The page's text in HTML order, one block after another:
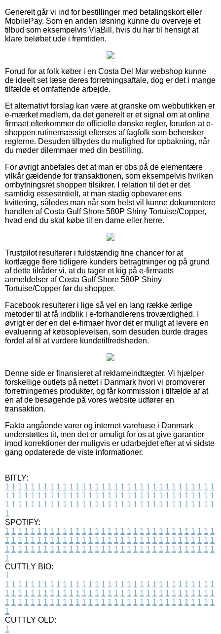
Generelt går vi ind for bestillinger med betalingskort eller
MobilePay. Som en anden løsning kunne du overveje et
tilbud som eksempelvis ViaBill, hvis du har til hensigt at
klare beløbet ude i fremtiden.
Forud for at folk køber i en Costa Del Mar webshop kunne
de ideelt set læse deres forretningsaftale, dog er det i mange
tilfælde et omfattende arbejde.
Et alternativt forslag kan være at granske om webbutikken er
e-mærket medlem, da det generelt er et signal om at online
firmaet efterkommer de officielle danske regler, foruden at e-
shoppen rutinemæssigt efterses af fagfolk som behersker
reglerne. Desuden tilbydes du mulighed for opbakning, når
du møder dilemmaer med din bestilling.
For øvrigt anbefales det at man er obs på de elementære
vilkår gældende for transaktionen, som eksempelvis hvilken
ombytningsret shoppen tilsikrer. I relation til det er det
samtidig essesentielt, at man stadig opbevarer ens
kvittering, således man når som helst vil kunne dokumentere
handlen af Costa Gulf Shore 580P Shiny Tortuise/Copper,
hvad end du skal købe til en dame eller herre.
Trustpilot resulterer i fuldstændig fine chancer for at
kortlægge flere tidligere kunders betragtninger og på grund
af dette tilråder vi, at du tager et kig på e-firmaets
anmeldelser af Costa Gulf Shore 580P Shiny
Tortuise/Copper før du shopper.
Facebook resulterer i lige så vel en lang række ærlige
metoder til at få indblik i e-forhandlerens troværdighed. I
øvrigt er der en del e-firmaer hvor det er muligt at levere en
evaluering af købsoplevelsen, som desuden burde drages
fordel af til at vurdere kundetilfredsheden.
Denne side er finansieret af reklameindtægter. Vi hjælper
forskellige outlets på nettet i Danmark hvori vi promoverer
forretningernes produkter, og får kommission i tilfælde af at
en af de besøgende på vores website udfører en
transaktion.
Fakta angående varer og internet varehuse i Danmark
understøttes tit, men det er umuligt for os at give garantier
imod korrektioner der muligvis er udarbejdet efter at vi sidste
gang opdaterede de viste informationer.
BITLY:
1 1 1 1 1 1 1 1 1 1 1 1 1 1 1 1 1 1 1 1 1 1 1 1 1 1 1 1 1 1 1 1 1
1 1 1 1 1 1 1 1 1 1 1 1 1 1 1 1 1 1 1 1 1 1 1 1 1 1 1 1 1 1 1 1 1
1 1 1 1 1 1 1 1 1 1 1 1 1 1 1 1 1 1 1 1 1 1 1 1 1 1 1 1 1 1 1 1 1
1
SPOTIFY:
1 1 1 1 1 1 1 1 1 1 1 1 1 1 1 1 1 1 1 1 1 1 1 1 1 1 1 1 1 1 1 1 1
1 1 1 1 1 1 1 1 1 1 1 1 1 1 1 1 1 1 1 1 1 1 1 1 1 1 1 1 1 1 1 1 1
1 1 1 1 1 1 1 1 1 1 1 1 1 1 1 1 1 1 1 1 1 1 1 1 1 1 1 1 1 1 1 1 1
1
CUTTLY BIO:
1
1 1 1 1 1 1 1 1 1 1 1 1 1 1 1 1 1 1 1 1 1 1 1 1 1 1 1 1 1 1 1 1 1
1 1 1 1 1 1 1 1 1 1 1 1 1 1 1 1 1 1 1 1 1 1 1 1 1 1 1 1 1 1 1 1 1
1 1 1 1 1 1 1 1 1 1 1 1 1 1 1 1 1 1 1 1 1 1 1 1 1 1 1 1 1 1 1 1 1
1
CUTTLY OLD:
1